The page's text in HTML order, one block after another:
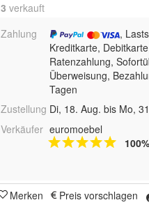
3 verkauft
Zahlung
,
Kreditkarte,
Ratenzahlung,
Überweisung,
Tagen
Zustellung Di, 18. Aug. bis Mo,
Verkäufer euromoebel
Merken Preis vorschlagen